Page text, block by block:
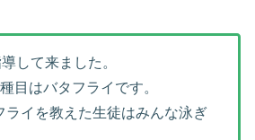
して来ました。
目はバタフライです。
ライを教えた生徒はみんな泳ぎ